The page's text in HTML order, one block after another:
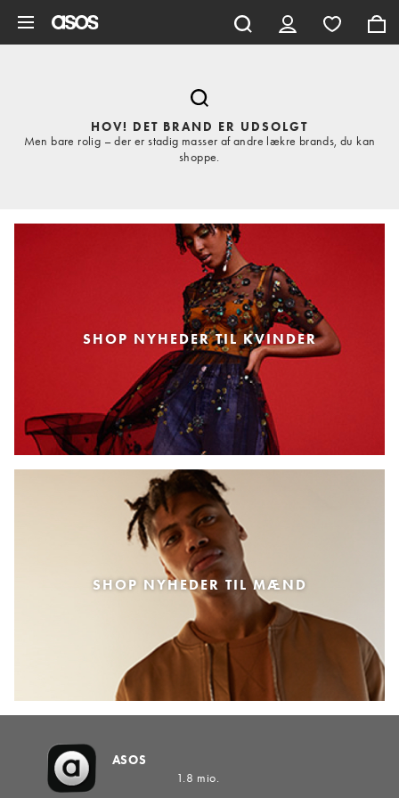
HOV! DET BRAND ER UDSOLGT
Men bare rolig – der er stadig masser af andre lækre brands, du kan
shoppe.
SHOP NYHEDER TIL KVINDER
SHOP NYHEDER TIL MÆND
ASOS
1.8 mio.